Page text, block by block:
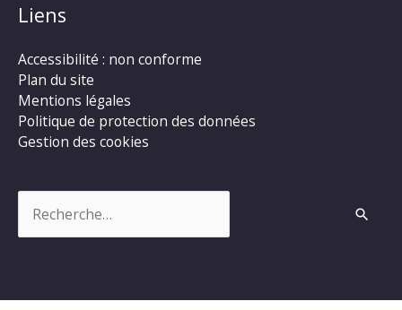
Liens
Accessibilité : non conforme
Plan du site
Mentions légales
Politique de protection des données
Gestion des cookies